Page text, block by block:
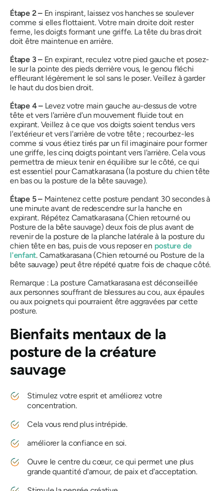
Étape 2 –En inspirant, laissez vos hanches se soulever
comme si elles flottaient. Votre main droite doit rester
ferme, les doigts formant une griffe. La tête du bras droit
doit être maintenue en arrière.
Étape 3 –En expirant, reculez votre pied gauche et posez-
le sur la pointe des pieds derrière vous, le genou fléchi
effleurant légèrement le sol sans le poser. Veillez à garder
le haut du dos bien droit.
Étape 4 –Levez votre main gauche au-dessus de votre
tête et vers l'arrière d'un mouvement fluide tout en
expirant. Veillez à ce que vos doigts soient tendus vers
l'extérieur et vers l'arrière de votre tête ; recourbez-les
comme si vous étiez tirés par un fil imaginaire pour former
une griffe, les cinq doigts pointant vers l'arrière. Cela vous
permettra de mieux tenir en équilibre sur le côté, ce qui
est essentiel pourCamatkarasana(la posture du chien tête
en bas ou la posture de la bête sauvage).
Étape 5 –Maintenez cette posture pendant 30 secondes à
une minute avant de redescendre sur la hanche en
expirant. Répétez Camatkarasana(Chien retourné ou
Posture de la bête sauvage) deux fois de plus avant de
revenir de la posture de la planche latérale à la posture du
chien tête en bas, puis de vous reposer en posture de
l'enfant. Camatkarasana(Chien retourné ou Posture de la
bête sauvage) peut être répété quatre fois de chaque côté.
Remarque : La posture Camatkarasanaest déconseillée
aux personnes souffrant de blessures au cou, aux épaules
ou aux poignets qui pourraient être aggravées par cette
posture.
Bienfaits mentaux de la
posture de la créature
sauvage
Stimulez votre esprit et améliorez votre
concentration.
Cela vous rend plus intrépide.
améliorer la confiance en soi.
Ouvre le centre du cœur, ce qui permet une plus
grande quantité d'amour, de paix et d'acceptation.